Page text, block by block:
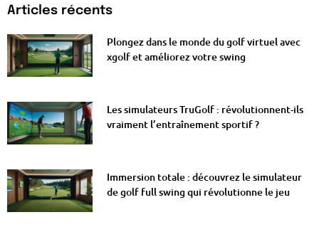
Articles récents
Plongez dans le monde du golf virtuel avec
xgolf et améliorez votre swing
Les simulateurs TruGolf : révolutionnent-ils
vraiment l’entraînement sportif ?
Immersion totale : découvrez le simulateur
de golf full swing qui révolutionne le jeu